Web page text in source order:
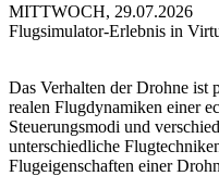
MITTWOCH, 29.07.2026
Flugsimulator-Erlebnis in
Das Verhalten der Drohne ist
realen Flugdynamiken einer
Steuerungsmodi und
unterschiedliche
Flugeigenschaften einer